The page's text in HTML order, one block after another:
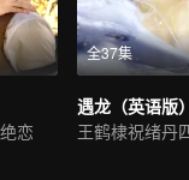
恋
全37集
遇龙（英语版）
王鹤棣祝绪丹